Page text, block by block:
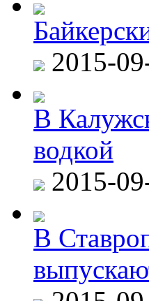
2015-
В
водкой
2015-
В